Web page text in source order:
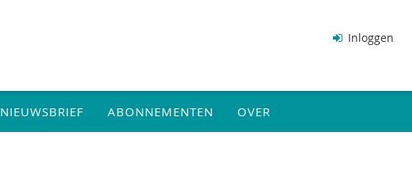
Inloggen
NIEUWSBRIEF ABONNEMENTEN OVER